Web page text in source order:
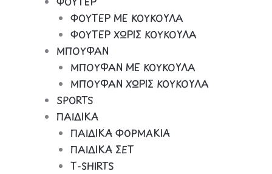
ΦΟΥΤΕΡ ΜΕ ΚΟΥΚΟΥΛΑ
ΦΟΥΤΕΡ ΧΩΡΙΣ ΚΟΥΚΟΥΛΑ
ΜΠΟΥΦΑΝ
ΜΠΟΥΦΑΝ ΜΕ ΚΟΥΚΟΥΛΑ
ΜΠΟΥΦΑΝ ΧΩΡΙΣ ΚΟΥΚΟΥΛΑ
SPORTS
ΠΑΙΔΙΚΑ
ΠΑΙΔΙΚΑ ΦΟΡΜΑΚΙΑ
ΠΑΙΔΙΚΑ ΣΕΤ
Τ-SHIRTS